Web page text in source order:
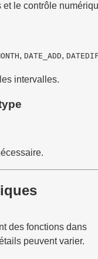
le contrôle
, DATE_ADD,
intervalles.
des fonctions dans
peuvent varier.